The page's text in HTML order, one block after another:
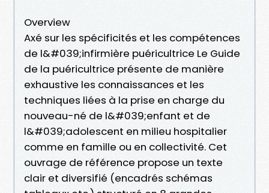
Overview
Axé sur les spécificités et les compétences
de l&#039;infirmière puéricultrice Le Guide
de la puéricultrice présente de manière
exhaustive les connaissances et les
techniques liées à la prise en charge du
nouveau-né de l&#039;enfant et de
l&#039;adolescent en milieu hospitalier
comme en famille ou en collectivité. Cet
ouvrage de référence propose un texte
clair et diversifié (encadrés schémas